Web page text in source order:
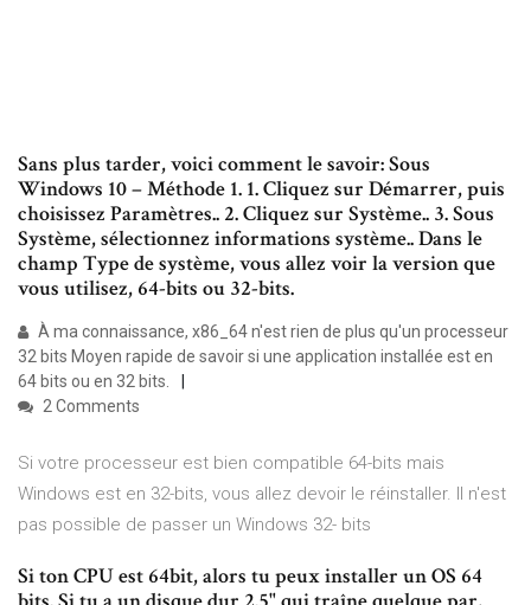
Sans plus tarder, voici comment le savoir: Sous
Windows 10 – Méthode 1. 1. Cliquez sur Démarrer, puis
choisissez Paramètres.. 2. Cliquez sur Système.. 3. Sous
Système, sélectionnez informations système.. Dans le
champ Type de système, vous allez voir la version que
vous utilisez, 64-bits ou 32-bits.
À ma connaissance, x86_64 n'est rien de plus qu'un processeur
32 bits Moyen rapide de savoir si une application installée est en
64 bits ou en 32 bits.
2 Comments
Si votre processeur est bien compatible 64-bits mais
Windows est en 32-bits, vous allez devoir le réinstaller. Il n'est
pas possible de passer un Windows 32- bits
Si ton CPU est 64bit, alors tu peux installer un OS 64